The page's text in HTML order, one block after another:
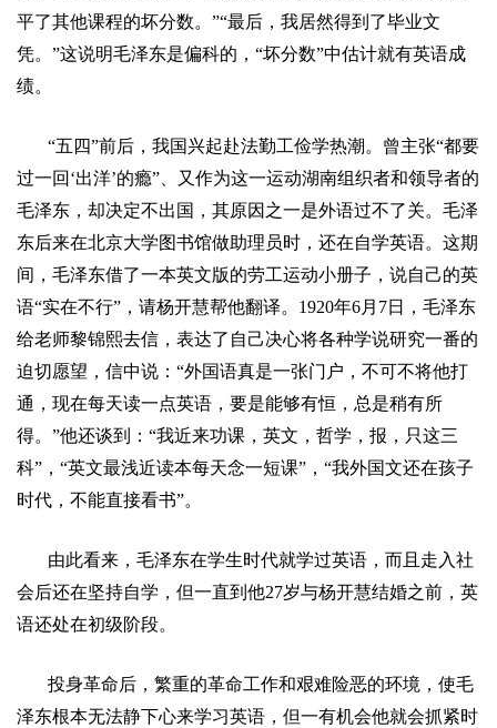
平了其他课程的坏分数。 ”“最后，我居然得到了毕业文
凭。 ”这说明毛泽东是偏科的， “坏分数”中估计就有英语成
绩。
“五四”前后，我国兴起赴法勤工俭学热潮。曾主张“都要
过一回 ‘出洋’的瘾” 、又作为这一运动湖南组织者和领导者的
毛泽东，却决定不出国，其原因之一是外语过不了关。毛泽
东后来在北京大学图书馆做助理员时，还在自学英语。这期
间，毛泽东借了一本英文版的劳工运动小册子，说自己的英
语“实在不行” ，请杨开慧帮他翻译。 1920年6月 7日 ，毛泽东
给老师黎锦熙去信，表达了自己决心将各种学说研究一番的
迫切愿望，信中说： “外国语真是一张门户，不可不将他打
通，现在每天读一点英语，要是能够有恒，总是稍有所
得。 ”他还谈到： “我近来功课，英文，哲学，报，只这三
科” ， “英文最浅近读本每天念一短课” ， “我外国文还在孩子
时代，不能直接看书”。
由此看来，毛泽东在学生时代就学过英语，而且走入社
会后还在坚持自学，但一直到他27岁与杨开慧结婚之前，英
语还处在初级阶段。
投身革命后，繁重的革命工作和艰难险恶的环境，使毛
泽东根本无法静下心来学习英语，但一有机会他就会抓紧时